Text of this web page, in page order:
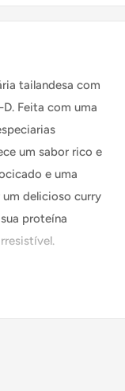
tailandesa com
Feita com uma
um sabor rico e
e uma
um delicioso curry
proteína